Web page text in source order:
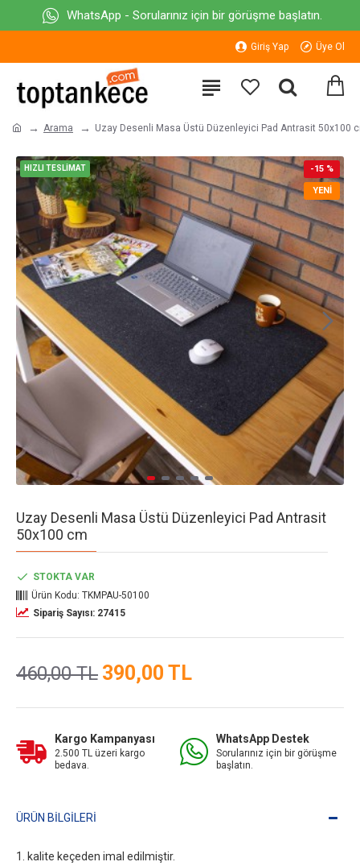
WhatsApp - Sorularınız için bir görüşme başlatın.
Giriş Yap Üye Ol
Arama Uzay Desenli Masa Üstü Düzenleyici Pad Antrasit 50x100
HIZLI TESLİMAT
YENI
-15 %
Uzay Desenli Masa Üstü Düzenleyici Pad Antrasit
50x100 cm
390,00 TL
460,00 TL
STOKTA VAR
Ürün Kodu: TKMPAU-50100
Sipariş Sayısı: 27415
Kargo Kampanyası
2.500 TL üzeri kargo
bedava.
WhatsApp Destek
Sorularınız için bir görüşme
başlatın.
ÜRÜN BILGILERI
1. kalite keçeden imal edilmiştir.